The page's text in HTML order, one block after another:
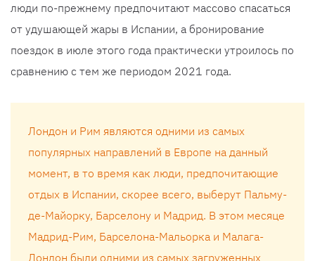
люди по-прежнему предпочитают массово спасаться
от удушающей жары в Испании, а бронирование
поездок в июле этого года практически утроилось по
сравнению с тем же периодом 2021 года.
Лондон и Рим являются одними из самых
популярных направлений в Европе на данный
момент, в то время как люди, предпочитающие
отдых в Испании, скорее всего, выберут Пальму-
де-Майорку, Барселону и Мадрид. В этом месяце
Мадрид-Рим, Барселона-Мальорка и Малага-
Лондон были одними из самых загруженных